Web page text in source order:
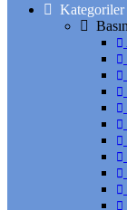
Kategoriler